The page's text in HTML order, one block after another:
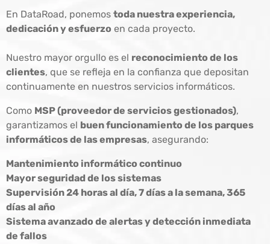
En DataRoad, ponemos toda nuestra experiencia,
dedicación y esfuerzo en cada proyecto.
Nuestro mayor orgullo es el reconocimiento de los
clientes, que se refleja en la confianza que depositan
continuamente en nuestros servicios informáticos.
Como MSP (proveedor de servicios gestionados),
garantizamos el buen funcionamiento de los parques
informáticos de las empresas, asegurando:
Mantenimiento informático continuo
Mayor seguridad de los sistemas
Supervisión 24 horas al día, 7 días a la semana, 365
días al año
Sistema avanzado de alertas y detección inmediata
de fallos